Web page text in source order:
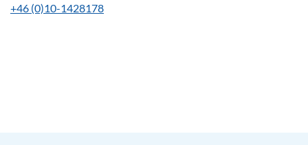
+46 (0)10-1428178